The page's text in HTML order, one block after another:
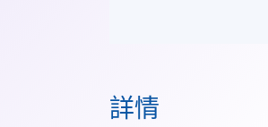
詳情